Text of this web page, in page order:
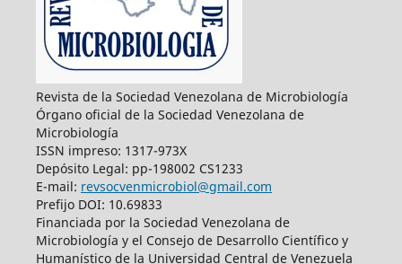
Revista de la Sociedad Venezolana de Microbiología
Órgano oficial de la Sociedad Venezolana de
Microbiología
ISSN impreso: 1317-973X
Depósito Legal: pp-198002 CS1233
E-mail: revsocvenmicrobiol@gmail.com
Prefijo DOI: 10.69833
Financiada por la Sociedad Venezolana de
Microbiología y el Consejo de Desarrollo Científico y
Humanístico de la Universidad Central de Venezuela